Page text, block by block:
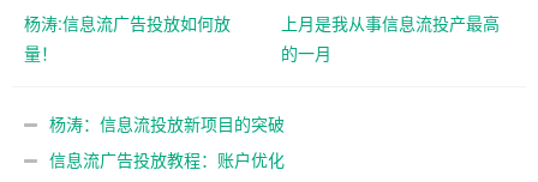
杨涛:信息流广告投放如何放
量！
上月是我从事信息流投产最高
的一月
杨涛：信息流投放新项目的突破
信息流广告投放教程：账户优化